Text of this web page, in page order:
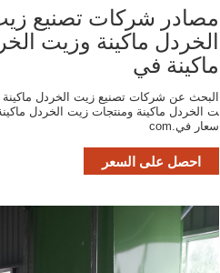
مصادر شركات تصنيع
الخردل ماكينة وزيت
ماكينة في
البحث عن شركات تصنيع زيت الخردل ماكينة
ت الخردل ماكينة ومنتجات زيت الخردل
سعار في.com
احصل على السعر